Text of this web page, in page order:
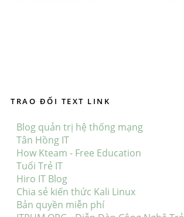
TRAO ĐỔI TEXT LINK
Blog quản trị hệ thống mạng
Tân Hồng IT
How Kteam - Free Education
Tuổi Trẻ IT
Hiro IT Blog
Chia sẻ kiến thức Kali Linux
Bản quyền miễn phí